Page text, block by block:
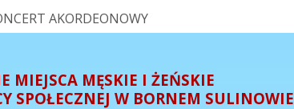
AKORDEONOWY
MIEJSCA MĘSKIE I ŻEŃSKIE
SPOŁECZNEJ W BORNEM SULINOWIE